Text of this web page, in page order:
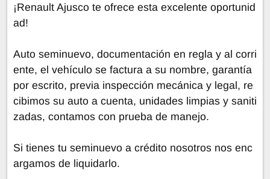
¡Renault Ajusco te ofrece esta excelente oportunid
ad!
Auto seminuevo, documentación en regla y al corri
ente, el vehículo se factura a su nombre, garantía
por escrito, previa inspección mecánica y legal, re
cibimos su auto a cuenta, unidades limpias y saniti
zadas, contamos con prueba de manejo.
Si tienes tu seminuevo a crédito nosotros nos enc
argamos de liquidarlo.